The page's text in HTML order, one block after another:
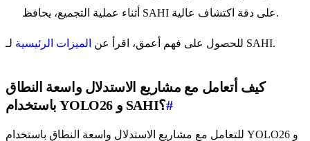
أثناء عملية التجميع، يحافظ SAHI على دقة اكتشاف عالية.
للحصول على فهم أعمق، اقرأ عن الميزات الرئيسية لـ SAHI.
كيف أتعامل مع مشاريع الاستدلال واسعة النطاق
باستخدام YOLO26 و SAHI؟#
للتعامل مع مشاريع الاستدلال واسعة النطاق باستخدام YOLO26 و